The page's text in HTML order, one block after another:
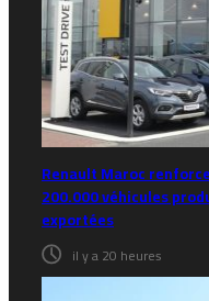
Renault Maroc
200.000 véhicules
exportées
il y a 20 heures